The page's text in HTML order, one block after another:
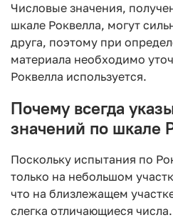
Числовые значения,
шкале Роквелла, могут
друга, поэтому при
материала необходимо
Роквелла используется.
Почему всегда
значений по шкале
Поскольку испытания по
только на небольшом
что на близлежащем
слегка отличающиеся